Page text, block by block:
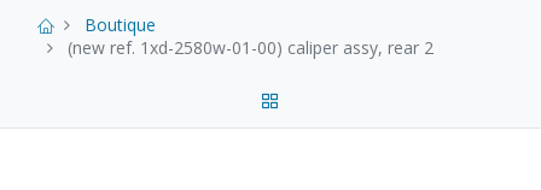
Boutique
(new ref. 1xd-2580w-01-00) caliper assy, rear 2